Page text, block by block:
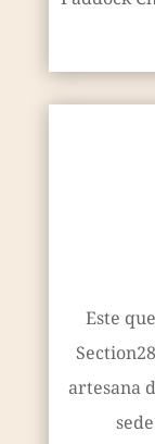
Este
artesana